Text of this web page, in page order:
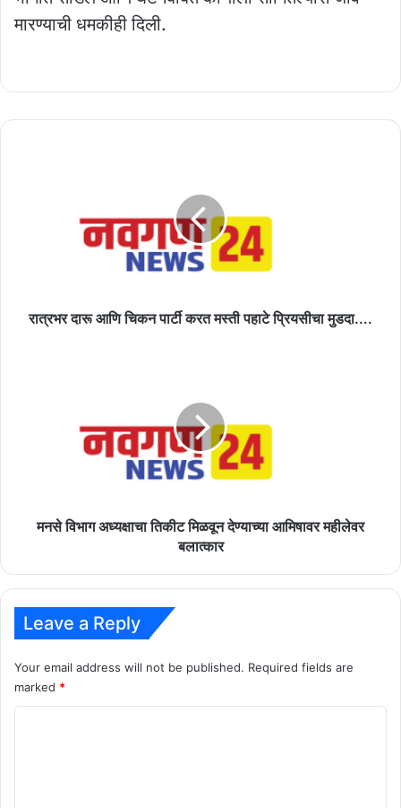
मारण्याची धमकीही दिली.
मुडदा....
रात्रभर दारू आणि चिकन पार्टी करत मस्ती पहाटे प्रियसीचा मुडदा....
मनसे विभाग अध्यक्षाचा तिकीट मिळवून देण्याच्या आमिषावर महीलेवर
बलात्कार
Leave a Reply
Your email address will not be published. Required fields are
marked *